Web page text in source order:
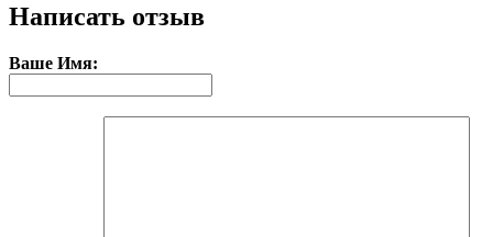
Написать отзыв
Ваше Имя: